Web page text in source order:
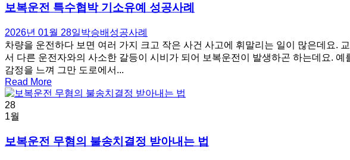
보복운전 특수협박 기소유예 성공사례
2026년 01월 28일박승배 성공사례
차량을 운전하다 보면 여러 가지 크고 작은 사건 사고에 휘말리는 일이 많은데요.
서 다른 운전자와의 사소한 갈등이 시비가 되어 보복운전이 발생하곤 하는데요.
감정을 느껴 그만 도로에서...
Read More
28
1월
보복운전 무혐의 불송치결정 받아내는 법